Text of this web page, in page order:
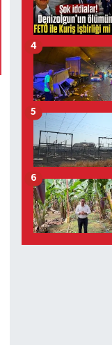
4
5
6